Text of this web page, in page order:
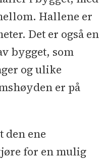
Hallene er
Det er også en
bygget, som
og ulike
er på
den ene
for en mulig